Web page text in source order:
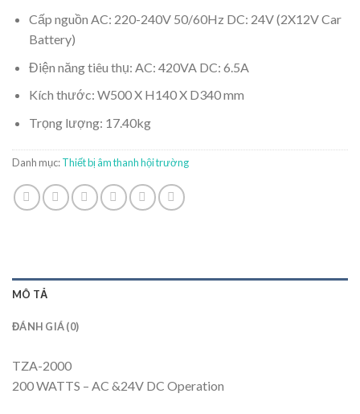
Cấp nguồn AC: 220-240V 50/60Hz DC: 24V (2X12V Car
Battery)
Điện năng tiêu thụ: AC: 420VA DC: 6.5A
Kích thước: W500 X H140 X D340 mm
Trọng lượng: 17.40kg
Danh mục:Thiết bị âm thanh hội trường
MÔ TẢ
ĐÁNH GIÁ (0)
TZA-2000
200 WATTS – AC &24V DC Operation